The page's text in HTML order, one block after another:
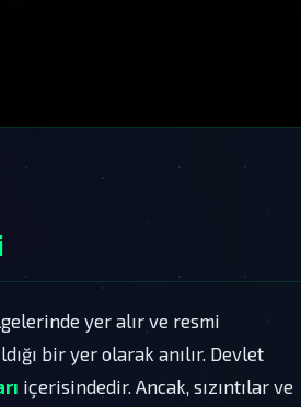
yer alır ve resmi
bir yer olarak anılır. Devlet
içerisindedir. Ancak, sızıntılar ve